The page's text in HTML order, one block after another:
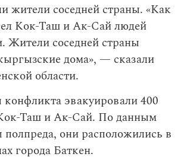
жители соседней страны. «Как
Кок-Таш и Ак-Сай людей
Жители соседней страны
дома», — сказали
области.
конфликта эвакуировали 400
Таш и Ак-Сай. По данным
они расположились в
города Баткен.